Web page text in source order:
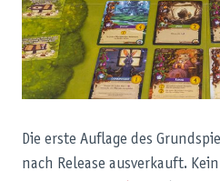
Die erste Auflage des
nach Release ausverkauft.